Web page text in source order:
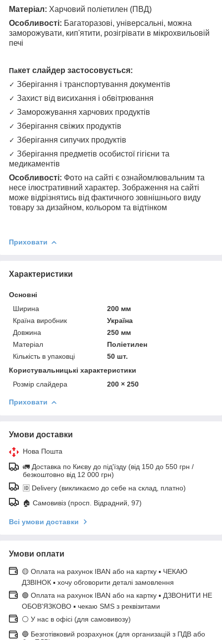
Матеріал: Харчовий поліетилен (ПВД)
Особливості: Багаторазові, універсальні, можна
заморожувати, кип'ятити, розігрівати в мікрохвильовій
печі
Пакет слайдер застосовується:
✓ Зберігання і транспортування документів
✓ Захист від висихання і обвітрювання
✓ Заморожування харчових продуктів
✓ Зберігання свіжих продуктів
✓ Зберігання сипучих продуктів
✓ Зберігання предметів особистої гігієни та
медикаментів
Особливості: Фото на сайті є ознайомлювальним та
несе ілюстративний характер. Зображення на сайті
може відрізнятись від фактичного зовнішнього виду
товару за дизайном, кольором та відтінком
Приховати
Характеристики
Основні
Ширина
200 мм
Країна виробник
Україна
Довжина
250 мм
Матеріал
Поліетилен
Кількість в упаковці
50 шт.
Користувальницькі характеристики
Розмір слайдера
200 × 250
Приховати
Умови доставки
Нова Пошта
🚛 Доставка по Києву до під'їзду (від 150 до 550 грн /
безкоштовно від 12 000 грн)
🆔 Delivery (викликаємо до себе на склад, платно)
🏠 Самовивіз (просп. Відрадний, 97)
Всі умови доставки
Умови оплати
🟡 Оплата на рахунок IBAN або на картку ▪ ЧЕКАЮ
ДЗВІНОК ▪ хочу обговорити деталі замовлення
🟢 Оплата на рахунок IBAN або на картку ▪ ДЗВОНИТИ НЕ
ОБОВ'ЯЗКОВО ▪ чекаю SMS з реквізитами
⚪ У нас в офісі (для самовивозу)
🔵 Безготівковий розрахунок (для организацій з ПДВ або